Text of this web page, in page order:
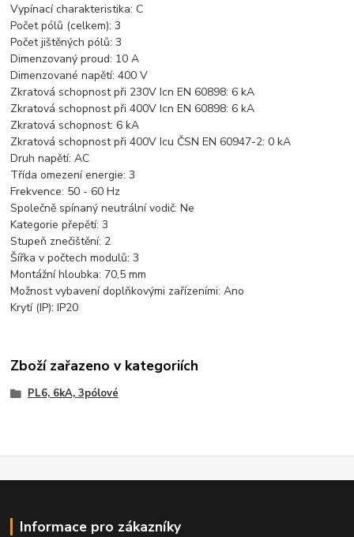
Vypínací charakteristika:C
Počet pólů (celkem):3
Počet jištěných pólů:3
Dimenzovaný proud: 10 A
Dimenzované napětí:400 V
Zkratová schopnost při 230V Icn EN 60898:6 kA
Zkratová schopnost při 400V Icn EN 60898:6 kA
Zkratová schopnost:6 kA
Zkratová schopnost při 400V Icu ČSN EN 60947-2:0 kA
Druh napětí:AC
Třída omezení energie:3
Frekvence: 50 - 60 Hz
Společně spínaný neutrální vodič:Ne
Kategorie přepětí:3
Stupeň znečištění: 2
Šířka v počtech modulů:3
Montážní hloubka: 70,5 mm
Možnost vybavení doplňkovými zařízeními:Ano
Krytí (IP):IP20
Zboží zařazeno v kategoriích
PL6, 6kA, 3pólové
Informace pro zákazníky